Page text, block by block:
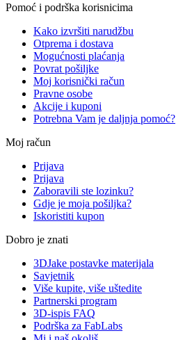
Pomoć i podrška korisnicima
Kako izvršiti narudžbu
Otprema i dostava
Mogućnosti plaćanja
Povrat pošiljke
Moj korisnički račun
Pravne osobe
Akcije i kuponi
Potrebna Vam je daljnja pomoć?
Moj račun
Prijava
Prijava
Zaboravili ste lozinku?
Gdje je moja pošiljka?
Iskoristiti kupon
Dobro je znati
3DJake postavke materijala
Savjetnik
Više kupite, više uštedite
Partnerski program
3D-ispis FAQ
Podrška za FabLabs